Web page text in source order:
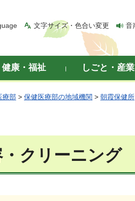
文字サイズ・色合い変更 音
健康・福祉 しごと・産業
療部 > 保健医療部の地域機関 > 朝霞保健所
クリーニング